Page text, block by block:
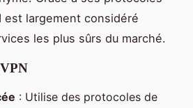
est largement considéré
les plus sûrs du marché.
: Utilise des protocoles de